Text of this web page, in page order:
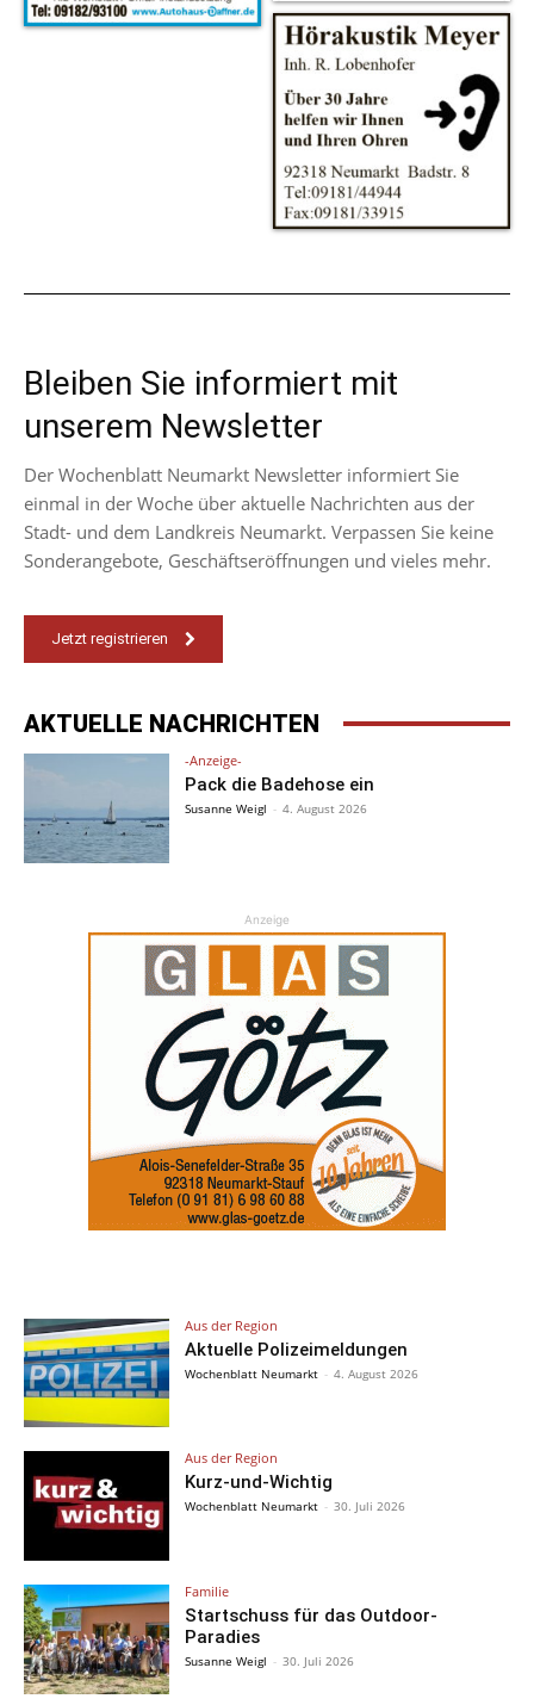
Bleiben Sie informiert mit
unserem Newsletter
Der Wochenblatt Neumarkt Newsletter informiert Sie
einmal in der Woche über aktuelle Nachrichten aus der
Stadt- und dem Landkreis Neumarkt. Verpassen Sie keine
Sonderangebote, Geschäftseröffnungen und vieles mehr.
Jetzt registrieren
AKTUELLE NACHRICHTEN
-Anzeige-
Pack die Badehose ein
Susanne Weigl - 4. August 2026
Anzeige
Aus der Region
Aktuelle Polizeimeldungen
Wochenblatt Neumarkt - 4. August 2026
Aus der Region
Kurz-und-Wichtig
Wochenblatt Neumarkt - 30. Juli 2026
Familie
Startschuss für das Outdoor-
Paradies
Susanne Weigl - 30. Juli 2026